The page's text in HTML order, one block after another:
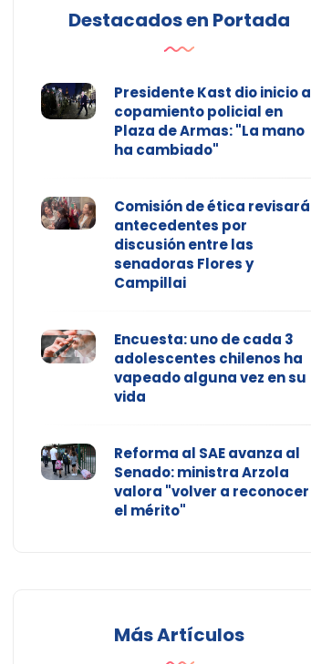
Destacados en Portada
Presidente Kast dio inicio a
copamiento policial en
Plaza de Armas: "La mano
ha cambiado"
Comisión de ética revisará
antecedentes por
discusión entre las
senadoras Flores y
Campillai
Encuesta: uno de cada 3
adolescentes chilenos ha
vapeado alguna vez en su
vida
Reforma al SAE avanza al
Senado: ministra Arzola
valora "volver a reconocer
el mérito"
Más Artículos